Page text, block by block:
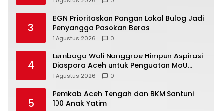
3
BGN Prioritaskan Pangan Lokal Bulog Jadi
Penyangga Pasokan Beras
1 Agustus 2026 0
4
Lembaga Wali Nanggroe Himpun Aspirasi
Diaspora Aceh untuk Penguatan MoU
Helsinki dan UU 11/2006, Ini Hasilnya
1 Agustus 2026 0
5
Pemkab Aceh Tengah dan BKM Santuni
100 Anak Yatim